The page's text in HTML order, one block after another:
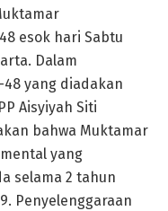
esok hari Sabtu
Dalam
yang diadakan
Aisyiyah Siti
bahwa Muktamar
yang
selama 2 tahun
Penyelenggaraan